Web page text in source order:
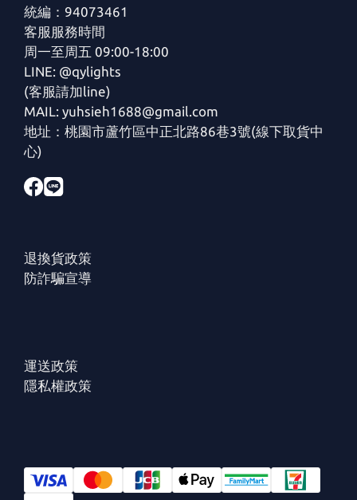
統編：94073461
客服服務時間
周一至周五 09:00-18:00
LINE: @qylights
(客服請加line)
MAIL: yuhsieh1688@gmail.com
地址：桃園市蘆竹區中正北路86巷3號(線下取貨中
心)
退換貨政策
防詐騙宣導
運送政策
隱私權政策